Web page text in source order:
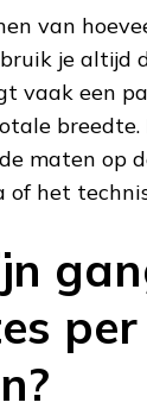
van
je altijd
vaak een
maten op
of het